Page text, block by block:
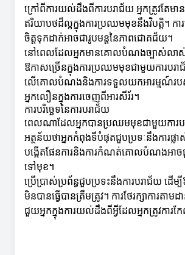
ក្រៅពីការយល់ដឹងពីការបរាជ័យ អ្នកត្រូវតែមានក
ឥរិយាបថដ៏ល្អក្នុងការប្រឈមមុខនឹងវិបត្តិ។ ក
ចិត្តទុកដាក់អាចជារូបមន្តនៃភាពជោគជ័យ។
នៅពេលដែលអ្នកមានគោលបំណងច្បាស់លាស់
ឱកាសច្រើនក្នុងការប្រឈមមុខជាមួយការបរា
លើគោលបំណងនិងការទទួលយកអារម្មណ៍រប
អ្នកលឿនក្នុងការចេញពីអារសីរ័រ។
ការបរិច្ឆេទនៃការបរាជ័យ
ពេលណាដែលអ្នកបានប្រឈមមុខជាមួយការប
អត្ថន័យថាអ្នកកំពុងទីបំផុតជួបប្រទៈនឹងការផ្លា
បង្កើតផែនការនិងការកំណត់គោលបំណងអា
ទៅមុខ។
ប្រើប្រាស់ប្រព័ន្ធជួបប្រទះនឹងការបរាជ័យ ដើម្
មិនបានធ្វើបានត្រឹមត្រូវ។ ការថែរក្សាការតាម
ជួយអ្នកក្នុងការយល់ដឹងពីអ្វីដែលអ្នកត្រូវការក